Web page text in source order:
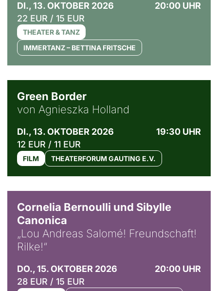
DI., 13. OKTOBER 2026
20:00 UHR
22 EUR / 15 EUR
THEATER & TANZ
IMMERTANZ – BETTINA FRITSCHE
Green Border
von Agnieszka Holland
DI., 13. OKTOBER 2026
19:30 UHR
12 EUR / 11 EUR
FILM THEATERFORUM GAUTING E.V.
Cornelia Bernoulli und Sibylle
Canonica
„Lou Andreas Salomé! Freundschaft!
Rilke!“
DO., 15. OKTOBER 2026
20:00 UHR
28 EUR / 15 EUR